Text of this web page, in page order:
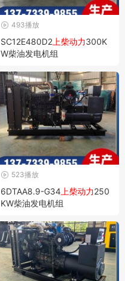
493播放
SC12E480D2 上柴动力300K
W柴油发电机组
523播放
6DTAA8.9-G34 上柴动力250
KW柴油发电机组